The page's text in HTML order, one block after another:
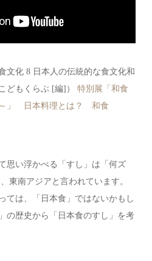
文化 8 日本人の伝統的な食文化和
どもくらぶ [編]）特別展「和食
」
日本料理とは？ 和食
思い浮かべる「すし」は「何ズ
東南アジアと言われています。
ては、「日本食」ではないかもし
の歴史から「日本食のすし」を考